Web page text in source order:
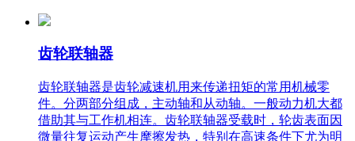
齿轮联轴器
齿轮联轴器是齿轮减速机用来传递扭矩的常用机械零
件。分两部分组成，主动轴和从动轴。一般动力机大都
借助其与工作机相连。齿轮联轴器受载时，轮齿表面因
微量往复运动产生摩擦发热，特别在高速条件下尤为明